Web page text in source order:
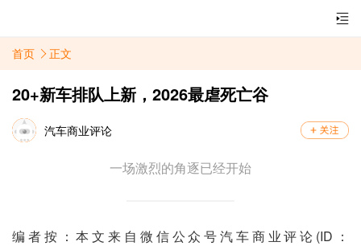
首页 正文
20+新车排队上新，2026最虐死亡谷
汽车商业评论
一场激烈的角逐已经开始
编者按：本文来自微信公众号汽车商业评论(ID：